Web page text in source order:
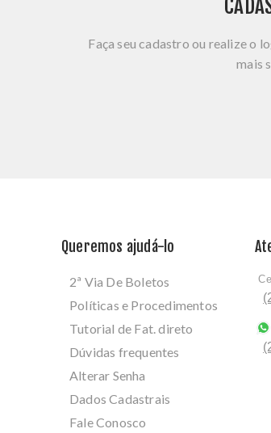
Faça seu cadastro ou realize o
mais
Queremos ajudá-lo
2ª Via De Boletos
Políticas e Procedimentos
Tutorial de Fat. direto
Dúvidas frequentes
Alterar Senha
Dados Cadastrais
Fale Conosco
ﾠ